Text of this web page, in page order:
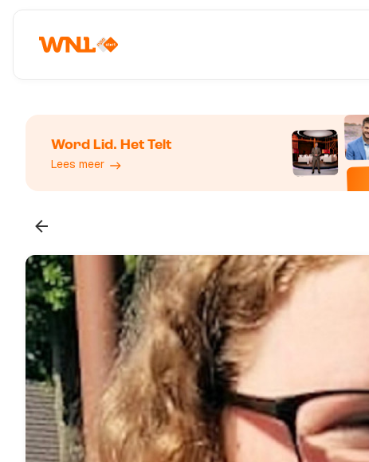
Word Lid. Het Telt
Lees meer